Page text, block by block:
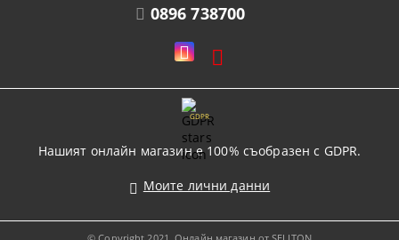
0896 738700
GDPR
Нашият онлайн магазин е 100% съобразен с GDPR.
Моите лични данни